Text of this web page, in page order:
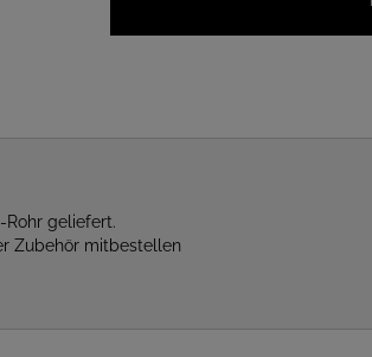
geliefert.
Zubehör mitbestellen